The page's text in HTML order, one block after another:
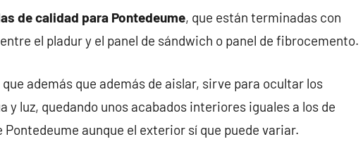
de calidad para Pontedeume, que están terminadas con
el pladur y el panel de sándwich o panel de fibrocemento.
además que además de aislar, sirve para ocultar los
y luz, quedando unos acabados interiores iguales a los de
aunque el exterior sí que puede variar.